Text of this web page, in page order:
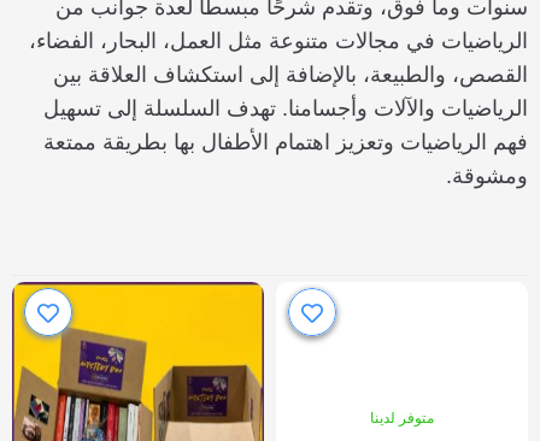
سنوات وما فوق، وتقدم شرحًا مبسطًا لعدة جوانب من
الرياضيات في مجالات متنوعة مثل العمل، البحار، الفضاء،
القصص، والطبيعة، بالإضافة إلى استكشاف العلاقة بين
الرياضيات والآلات وأجسامنا. تهدف السلسلة إلى تسهيل
فهم الرياضيات وتعزيز اهتمام الأطفال بها بطريقة ممتعة
ومشوقة.
متوفر لدينا